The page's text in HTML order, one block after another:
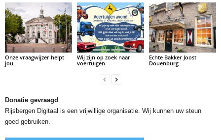
Onze vraagwijzer helpt
jou
Wij zijn op zoek naar
voertuigen
Echte Bakker Joost
Douenburg
Donatie gevraagd
Rijsbergen Digitaal is een vrijwillige organisatie. Wij kunnen uw steun
goed gebruiken.